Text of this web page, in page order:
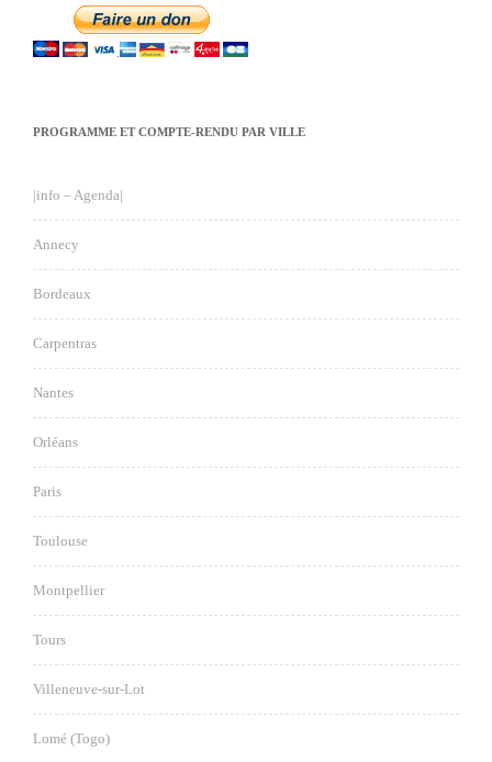
PROGRAMME ET COMPTE-RENDU PAR VILLE
|info – Agenda|
Annecy
Bordeaux
Carpentras
Nantes
Orléans
Paris
Toulouse
Montpellier
Tours
Villeneuve-sur-Lot
Lomé (Togo)